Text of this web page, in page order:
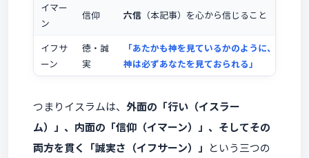
イマー
ン
信仰 六信 （本記事）を心から信じること
イフサ
ーン
徳・誠
実
「あたかも神を見ているかのように、神を
神は必ずあなたを見ておられる」
つまりイスラムは、 外面の「行い（イスラー
ム）」、内面の「信仰（イマーン）」、そしてその
両方を貫く「誠実さ（イフサーン）」 という三つの